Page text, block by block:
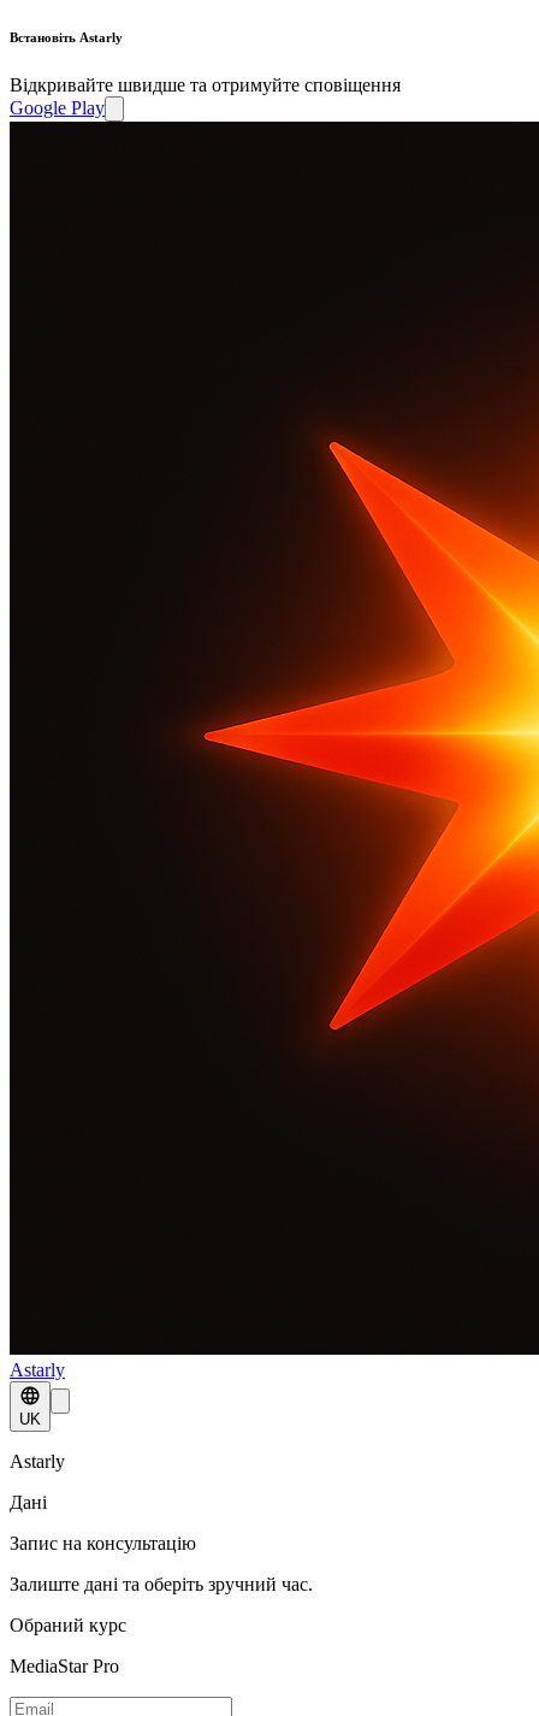
Встановіть Astarly
Відкривайте швидше та отримуйте сповіщення
Google Play
Astarly
UK
Astarly
Дані
Запис на консультацію
Залиште дані та оберіть зручний час.
Обраний курс
MediaStar Pro